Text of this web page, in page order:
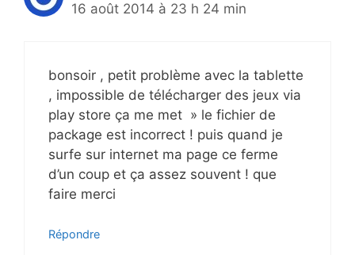
16 août 2014 à 23 h 24 min
bonsoir , petit problème avec la tablette
, impossible de télécharger des jeux via
play store ça me met » le fichier de
package est incorrect ! puis quand je
surfe sur internet ma page ce ferme
d’un coup et ça assez souvent ! que
faire merci
Répondre